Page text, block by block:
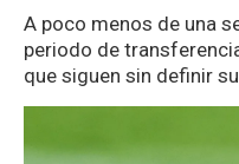
A poco menos de una
periodo de
que siguen sin definir